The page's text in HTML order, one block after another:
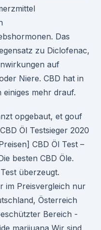
Das
zu Diclofenac,
auf
Niere. CBD hat in
mehr drauf.
opgebaut, et gouf
Öl Testsieger 2020
CBD Öl Test –
besten CBD Öle.
überzeugt.
im Preisvergleich nur
Österreich
Bereich -
marijuana Wir sind